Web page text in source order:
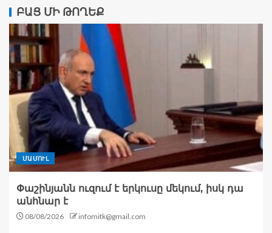
ԲԱՑ ՄԻ ԹՈՂԵՔ
ՄԱՄՈՒԼ
Փաշինյանն ուզում է երկուսը մեկում, իսկ դա
անհնար է
08/08/2026 infomitk@gmail.com